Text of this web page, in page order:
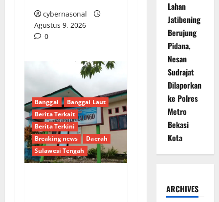
cybernasonal
Agustus 9, 2026
0
Banggai
Banggai Laut
Berita Terkait
Berita Terkini
Breaking news
Daerah
Sulawesi Tengah
Lahan
Jatibening
Berujung
Pidana,
Nesan
Sudrajat
Dilaporkan
ke Polres
Metro
Bekasi
Kota
ARCHIVES